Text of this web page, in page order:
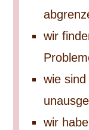
wir
wie
wir